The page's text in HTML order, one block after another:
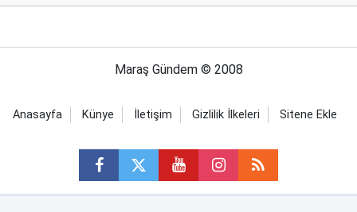
Maraş Gündem © 2008
Anasayfa Künye İletişim Gizlilik İlkeleri Sitene Ekle